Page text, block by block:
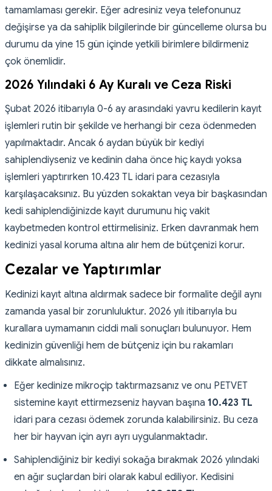
tamamlaması gerekir. Eğer adresiniz veya telefonunuz
değişirse ya da sahiplik bilgilerinde bir güncelleme olursa bu
durumu da yine 15 gün içinde yetkili birimlere bildirmeniz
çok önemlidir.
2026 Yılındaki 6 Ay Kuralı ve Ceza Riski
Şubat 2026 itibarıyla 0-6 ay arasındaki yavru kedilerin kayıt
işlemleri rutin bir şekilde ve herhangi bir ceza ödenmeden
yapılmaktadır. Ancak 6 aydan büyük bir kediyi
sahiplendiyseniz ve kedinin daha önce hiç kaydı yoksa
işlemleri yaptırırken 10.423 TL idari para cezasıyla
karşılaşacaksınız. Bu yüzden sokaktan veya bir başkasından
kedi sahiplendiğinizde kayıt durumunu hiç vakit
kaybetmeden kontrol ettirmelisiniz. Erken davranmak hem
kedinizi yasal koruma altına alır hem de bütçenizi korur.
Cezalar ve Yaptırımlar
Kedinizi kayıt altına aldırmak sadece bir formalite değil aynı
zamanda yasal bir zorunluluktur. 2026 yılı itibarıyla bu
kurallara uymamanın ciddi mali sonuçları bulunuyor. Hem
kedinizin güvenliği hem de bütçeniz için bu rakamları
dikkate almalısınız.
Eğer kedinize mikroçip taktırmazsanız ve onu PETVET
sistemine kayıt ettirmezseniz hayvan başına 10.423 TL
idari para cezası ödemek zorunda kalabilirsiniz. Bu ceza
her bir hayvan için ayrı ayrı uygulanmaktadır.
Sahiplendiğiniz bir kediyi sokağa bırakmak 2026 yılındaki
en ağır suçlardan biri olarak kabul ediliyor. Kedisini